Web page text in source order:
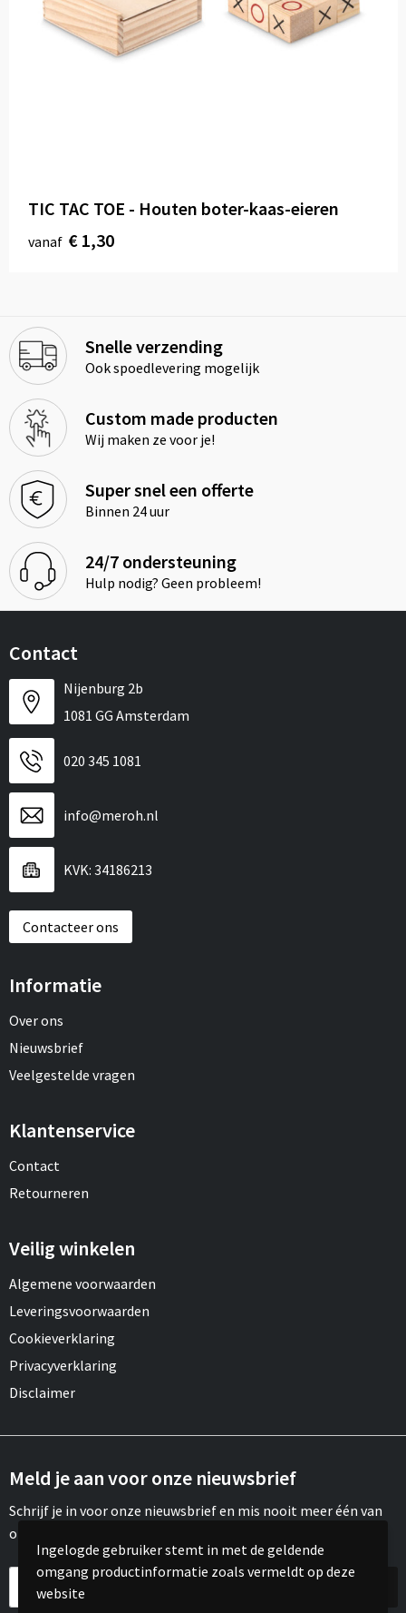
TIC TAC TOE - Houten boter-kaas-eieren
vanaf € 1,30
Snelle verzending
Ook spoedlevering mogelijk
Custom made producten
Wij maken ze voor je!
Super snel een offerte
Binnen 24 uur
24/7 ondersteuning
Hulp nodig? Geen probleem!
Contact
Nijenburg 2b
1081 GG Amsterdam
020 345 1081
info@meroh.nl
KVK: 34186213
Contacteer ons
Informatie
Over ons
Nieuwsbrief
Veelgestelde vragen
Klantenservice
Contact
Retourneren
Veilig winkelen
Algemene voorwaarden
Leveringsvoorwaarden
Cookieverklaring
Privacyverklaring
Disclaimer
Meld je aan voor onze nieuwsbrief
Schrijf je in voor onze nieuwsbrief en mis nooit meer één van
onze leuke aanbiedingen of updates.
Ingelogde gebruiker stemt in met de geldende
omgang productinformatie zoals vermeldt op deze
website